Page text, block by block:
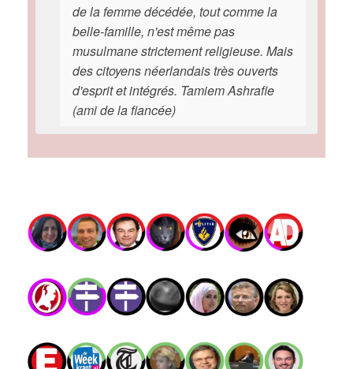
de la femme décédée, tout comme la
belle-famille, n'est même pas
musulmane strictement religieuse. Mais
des citoyens néerlandais très ouverts
d'esprit et intégrés. Tamiem Ashrafie
(ami de la fiancée)